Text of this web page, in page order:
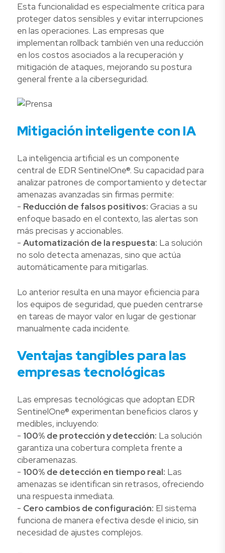
Esta funcionalidad es especialmente crítica para
proteger datos sensibles y evitar interrupciones
en las operaciones. Las empresas que
implementan rollback también ven una reducción
en los costos asociados a la recuperación y
mitigación de ataques, mejorando su postura
general frente a la ciberseguridad.
Mitigación inteligente con IA
La inteligencia artificial es un componente
central de EDR SentinelOne®. Su capacidad para
analizar patrones de comportamiento y detectar
amenazas avanzadas sin firmas permite:
- Reducción de falsos positivos: Gracias a su
enfoque basado en el contexto, las alertas son
más precisas y accionables.
- Automatización de la respuesta: La solución
no solo detecta amenazas, sino que actúa
automáticamente para mitigarlas.
Lo anterior resulta en una mayor eficiencia para
los equipos de seguridad, que pueden centrarse
en tareas de mayor valor en lugar de gestionar
manualmente cada incidente.
Ventajas tangibles para las
empresas tecnológicas
Las empresas tecnológicas que adoptan EDR
SentinelOne® experimentan beneficios claros y
medibles, incluyendo:
- 100% de protección y detección: La solución
garantiza una cobertura completa frente a
ciberamenazas.
- 100% de detección en tiempo real: Las
amenazas se identifican sin retrasos, ofreciendo
una respuesta inmediata.
- Cero cambios de configuración: El sistema
funciona de manera efectiva desde el inicio, sin
necesidad de ajustes complejos.